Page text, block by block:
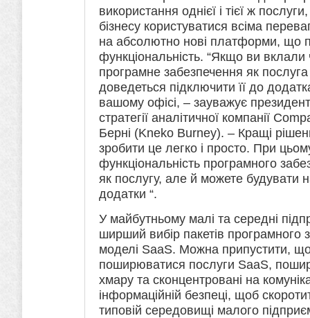
використання однієї і тієї ж
бізнесу користуватися всіма
на абсолютно нові платформи, що
функціональність. “Якщо ви вклали
програмне забезпечення як
доведеться підключити її до
вашому офісі, – зауважує
стратегії аналітичної компанії
Берні (Kneko Burney). – Кращі
зробити це легко і просто. При
функціональність програмного
як послугу, але й можете будувати
додатки “.
У майбутньому малі та середні
ширший вибір пакетів програмного
моделі SaaS. Можна припустити, що
поширюватися послуги SaaS,
хмару та сконцентровані на
інформаційній безпеці, щоб
типовій середовищі малого